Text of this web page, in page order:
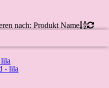
nach: Produkt Name